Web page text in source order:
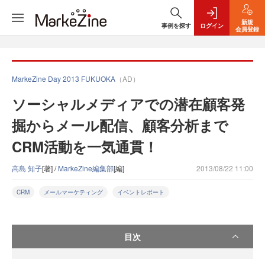
事例を探す ログイン
新規
会員登録
MarkeZine Day 2013 FUKUOKA （AD）
ソーシャルメディアでの潜在顧客発
掘からメール配信、顧客分析まで
CRM活動を一気通貫！
高島 知子[著] /MarkeZine編集部[編] 2013/08/22 11:00
CRM メールマーケティング イベントレポート
目次